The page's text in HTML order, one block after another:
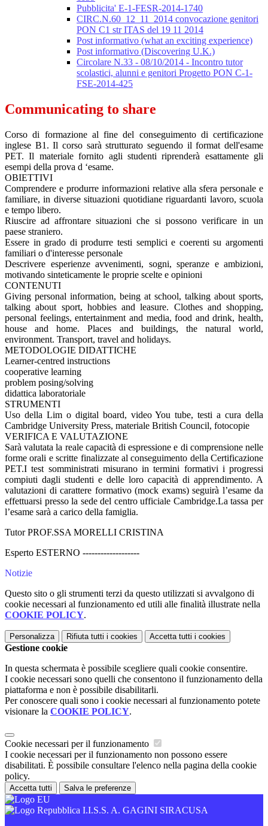
Pubblicita' E-1-FESR-2014-1740
CIRC.N.60_12_11_2014 convocazione genitori
PON C1 str ITAS del 19 11 2014
Post informativo (what an exciting experience)
Post informativo (Discovering U.K.)
Circolare N.33 - 08/10/2014 - Incontro tutor
scolastici, alunni e genitori Progetto PON C-1-
FSE-2014-425
Communicating to share
Corso di formazione al fine del conseguimento di certificazione
inglese B1. Il corso sarà strutturato seguendo il format dell'esame
PET. Il materiale fornito agli studenti riprenderà esattamente gli
esempi della prova d ‘esame.
OBIETTIVI
Comprendere e produrre informazioni relative alla sfera personale e
familiare, in diverse situazioni quotidiane riguardanti lavoro, scuola
e tempo libero.
Riuscire ad affrontare situazioni che si possono verificare in un
paese straniero.
Essere in grado di produrre testi semplici e coerenti su argomenti
familiari o d'interesse personale
Descrivere esperienze avvenimenti, sogni, speranze e ambizioni,
motivando sinteticamente le proprie scelte e opinioni
CONTENUTI
Giving personal information, being at school, talking about sports,
talking about sport, hobbies and leasure. Clothes and shopping,
personal feelings, entertainment and media, food and drink, health,
house and home. Places and buildings, the natural world,
environment. Transport, travel and holidays.
METODOLOGIE DIDATTICHE
Learner-centred instructions
cooperative learning
problem posing/solving
didattica laboratoriale
STRUMENTI
Uso della Lim o digital board, video You tube, testi a cura della
Cambridge University Press, materiale British Council, fotocopie
VERIFICA E VALUTAZIONE
Sarà valutata la reale capacità di espressione e di comprensione nelle
forme orali e scritte finalizzate al conseguimento della Certificazione
PET.I test somministrati misurano in termini formativi i progressi
compiuti dagli studenti e delle loro capacità di apprendimento. A
valutazioni di carattere formativo (mock exams) seguirà l’esame da
effettuarsi presso la sede del centro ufficiale Cambridge.La tassa per
l’esame sarà a carico della famiglia.
Tutor PROF.SSA MORELLI CRISTINA
Esperto ESTERNO -------------------
Notizie
Questo sito o gli strumenti terzi da questo utilizzati si avvalgono di
cookie necessari al funzionamento ed utili alle finalità illustrate nella
COOKIE POLICY.
Personalizza Rifiuta tutti i cookies Accetta tutti i cookies
Gestione cookie
In questa schermata è possibile scegliere quali cookie consentire.
I cookie necessari sono quelli che consentono il funzionamento della
piattaforma e non è possibile disabilitarli.
Per conoscere quali sono i cookie necessari al funzionamento potete
visionare la COOKIE POLICY.
Cookie necessari per il funzionamento
I cookie necessari per il funzionamento non possono essere
disabilitati. È possibile consultare l'elenco nella pagina della cookie
policy.
Accetta tutti Salva le preferenze
I.I.S.S. A. GAGINI SIRACUSA